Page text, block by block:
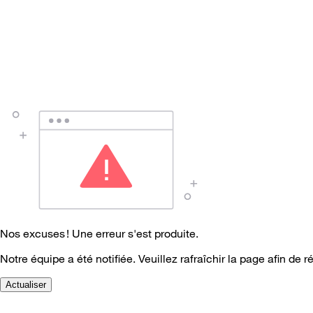
Nos excuses ! Une erreur s'est produite.
Notre équipe a été notifiée. Veuillez rafraîchir la page afin de
Actualiser